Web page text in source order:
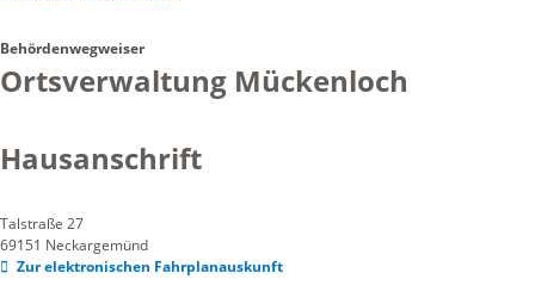
Behördenwegweiser
Ortsverwaltung Mückenloch
Hausanschrift
Talstraße 27
69151 Neckargemünd
Zur elektronischen Fahrplanauskunft